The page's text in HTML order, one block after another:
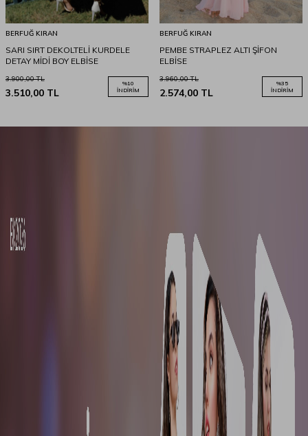
BERFUĞ KIRAN
SARI SIRT DEKOLTELİ KURDELE
DETAY MİDİ BOY ELBİSE
3.900,00TL
3.510,00 TL
%10
İNDIRIM
BERFUĞ KIRAN
PEMBE STRAPLEZ ALTI ŞİFON
ELBİSE
3.960,00TL
2.574,00 TL
%35
İNDIRIM